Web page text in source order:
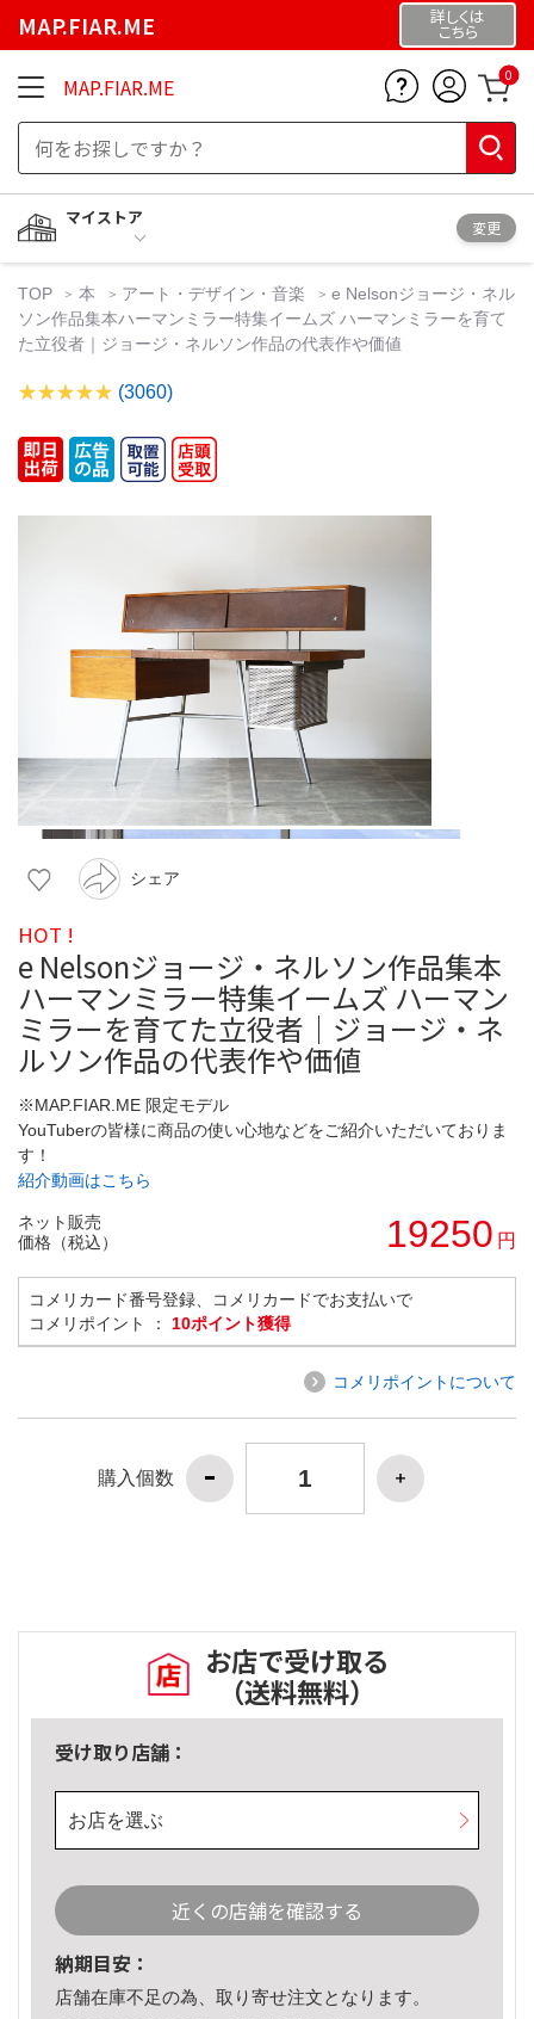
MAP.FIAR.ME 詳しくは
こちら
MAP.FIAR.ME 0
マイストア
変更
TOP 本 アート・デザイン・音楽
e Nelsonジョージ・ネル
ソン作品集本ハーマンミラー特集イームズ ハーマンミラーを育て
た立役者｜ジョージ・ネルソン作品の代表作や価値
(3060)
シェア
HOT !
e Nelsonジョージ・ネルソン作品集本
ハーマンミラー特集イームズ ハーマン
ミラーを育てた立役者｜ジョージ・ネ
ルソン作品の代表作や価値
※MAP.FIAR.ME 限定モデル
YouTuberの皆様に商品の使い心地などをご紹介いただいておりま
す！
紹介動画はこちら
ネット販売
価格（税込）
19250 円
コメリカード番号登録、コメリカードでお支払いで
コメリポイント ： 10ポイント獲得
コメリポイントについて
購入個数
お店で受け取る
（送料無料）
受け取り店舗：
お店を選ぶ
近くの店舗を確認する
納期目安：
店舗在庫不足の為、取り寄せ注文となります。